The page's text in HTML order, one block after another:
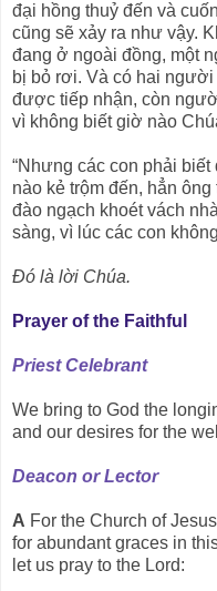
đại hồng thuỷ đến và
cũng sẽ xảy ra như vậy.
đang ở ngoài đồng, một
bị bỏ rơi. Và có hai
được tiếp nhận, còn
vì không biết giờ nào
“Nhưng các con phải
nào kẻ trộm đến, hẳn
đào ngạch khoét vách
sàng, vì lúc các con
Ðó là lời Chúa.
Prayer of the Faithful
Priest Celebrant
We bring to God the
and our desires for the
Deacon or Lector
A For the Church of
for abundant graces in
let us pray to the Lord: